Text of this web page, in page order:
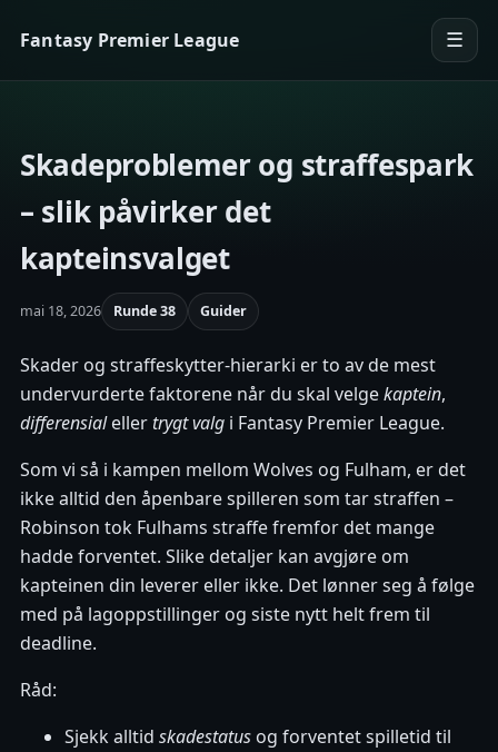
Fantasy Premier League ☰
Skadeproblemer og straffespark
– slik påvirker det
kapteinsvalget
mai 18, 2026 Runde 38 Guider
Skader og straffeskytter-hierarki er to av de mest
undervurderte faktorene når du skal velgekaptein,
differensialeller trygt valg i Fantasy Premier League.
Som vi så i kampen mellom Wolves og Fulham, er det
ikke alltid den åpenbare spilleren som tar straffen –
Robinson tok Fulhams straffe fremfor det mange
hadde forventet. Slike detaljer kan avgjøre om
kapteinen din leverer eller ikke. Det lønner seg å følge
med på lagoppstillinger og siste nytt helt frem til
deadline.
Råd:
Sjekk alltid skadestatus og forventet spilletid til